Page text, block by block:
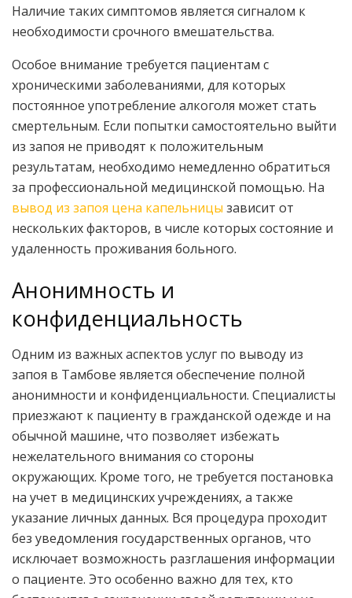
Наличие таких симптомов является сигналом к
необходимости срочного вмешательства.
Особое внимание требуется пациентам с
хроническими заболеваниями, для которых
постоянное употребление алкоголя может стать
смертельным. Если попытки самостоятельно выйти
из запоя не приводят к положительным
результатам, необходимо немедленно обратиться
за профессиональной медицинской помощью. На
вывод из запоя цена капельницы зависит от
нескольких факторов, в числе которых состояние и
удаленность проживания больного.
Анонимность и
конфиденциальность
Одним из важных аспектов услуг по выводу из
запоя в Тамбове является обеспечение полной
анонимности и конфиденциальности. Специалисты
приезжают к пациенту в гражданской одежде и на
обычной машине, что позволяет избежать
нежелательного внимания со стороны
окружающих. Кроме того, не требуется постановка
на учет в медицинских учреждениях, а также
указание личных данных. Вся процедура проходит
без уведомления государственных органов, что
исключает возможность разглашения информации
о пациенте. Это особенно важно для тех, кто